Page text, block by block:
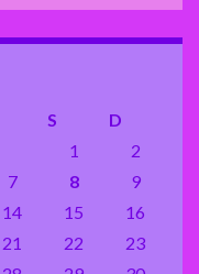
S
D
1
2
7 8
9
14 15
16
21 22
23